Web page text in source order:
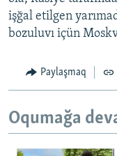
işğal etilgen
bozuluvı içün
Paylaşmaq
Oqumağa